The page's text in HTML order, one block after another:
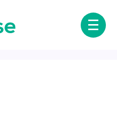
légales